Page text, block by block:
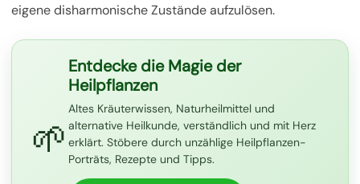
eigene disharmonische Zustände aufzulösen.
🌱
Entdecke die Magie der
Heilpflanzen
Altes Kräuterwissen, Naturheilmittel und
alternative Heilkunde, verständlich und mit Herz
erklärt. Stöbere durch unzählige Heilpflanzen-
Porträts, Rezepte und Tipps.